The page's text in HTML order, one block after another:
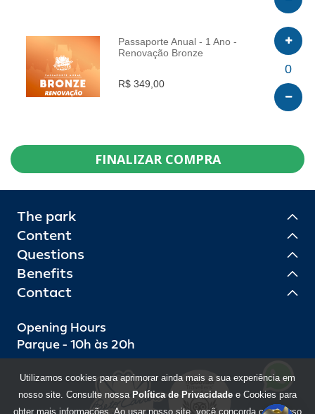
INFO
Passaporte Anual - 1 Ano -
Renovação Bronze
R$ 349,00
0
FINALIZAR COMPRA
The park
Content
Questions
Benefits
Contact
Opening Hours
Parque - 10h às 20h
Utilizamos cookies para aprimorar ainda mais a sua experiência em
nosso site. Consulte nossa Política de Privacidade e Cookies para
obter mais informações. Ao usar nosso site, você concorda com o uso